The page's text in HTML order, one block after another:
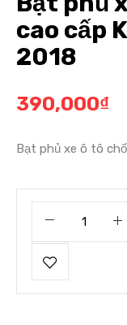
cao cấp
2018
390,000₫
Bạt phủ xe ô tô